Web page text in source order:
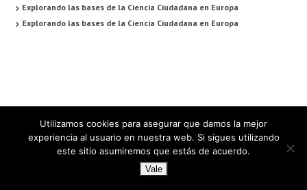
Explorando las bases de la Ciencia Ciudadana en Europa
Explorando las bases de la Ciencia Ciudadana en Europa
Utilizamos cookies para asegurar que damos la mejor
experiencia al usuario en nuestra web. Si sigues utilizando
este sitio asumiremos que estás de acuerdo.
Vale